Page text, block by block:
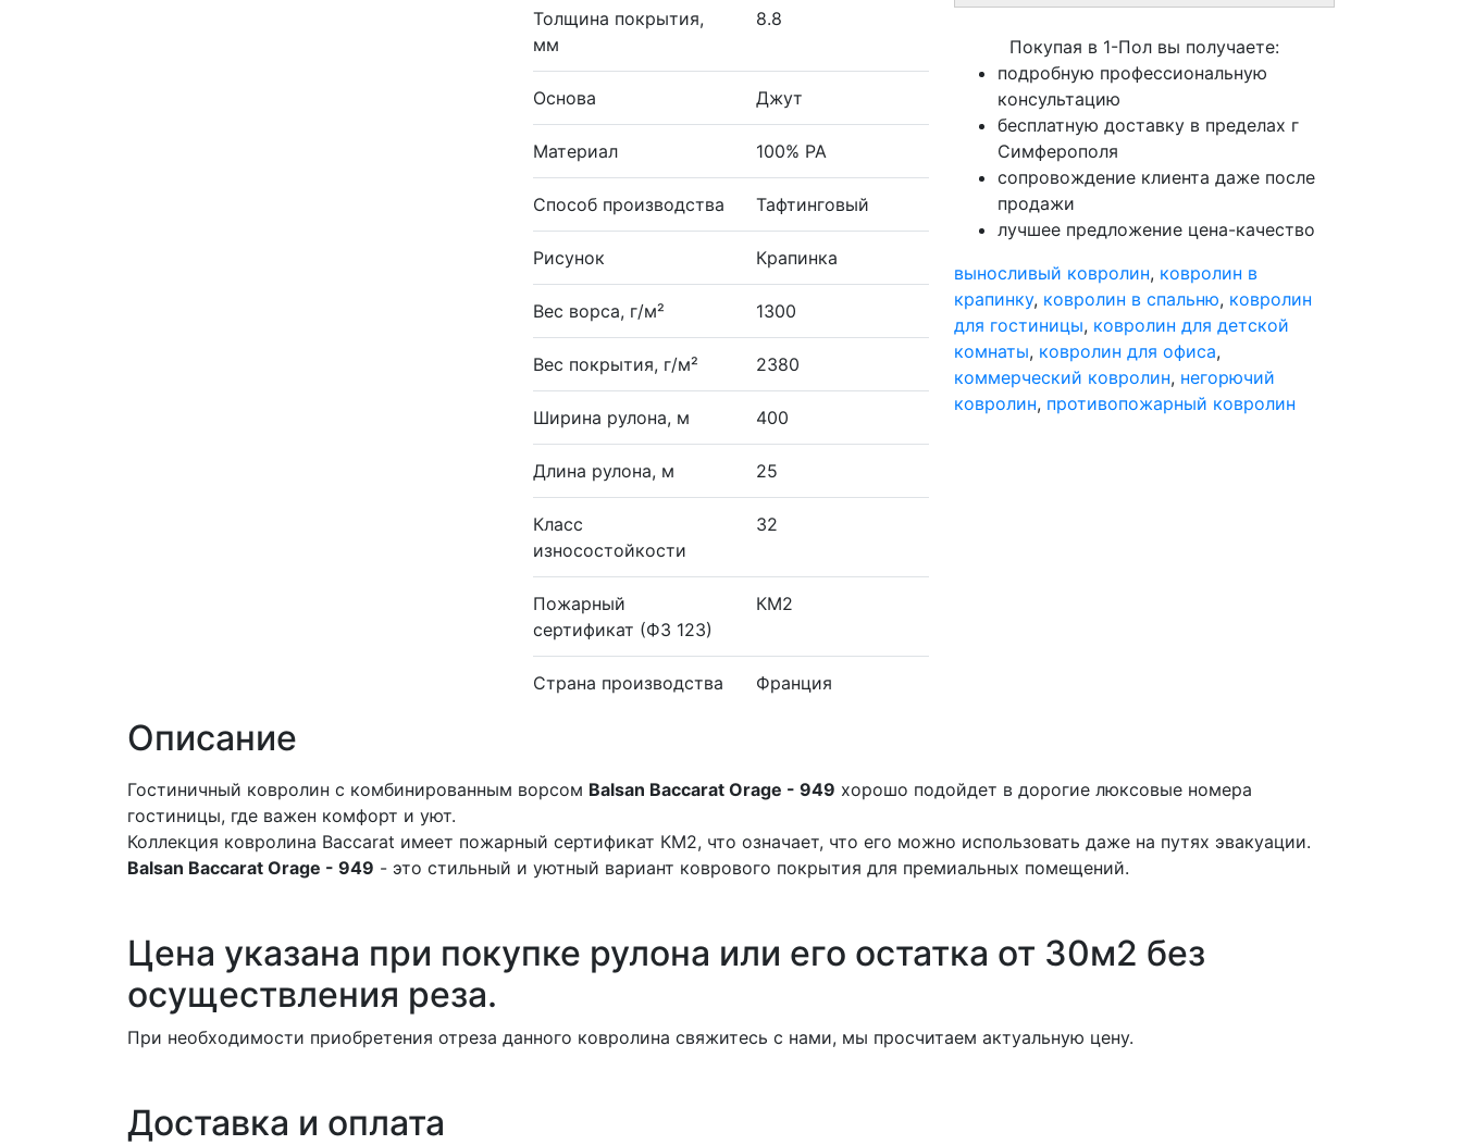
Толщина покрытия,
мм
8.8
Основа Джут
Материал 100% PA
Способ производства Тафтинговый
Рисунок Крапинка
Вес ворса, г/м² 1300
Вес покрытия, г/м² 2380
Ширина рулона, м 400
Длина рулона, м 25
Класс
износостойкости
32
Пожарный
сертификат (ФЗ 123)
КМ2
Страна производства Франция
Покупая в 1-Пол вы получаете:
подробную профессиональную
консультацию
бесплатную доставку в пределах г
Симферополя
сопровождение клиента даже после
продажи
лучшее предложение цена-качество
выносливый ковролин, ковролин в
крапинку, ковролин в спальню, ковролин
для гостиницы, ковролин для детской
комнаты, ковролин для офиса,
коммерческий ковролин, негорючий
ковролин, противопожарный ковролин
Описание
Гостиничный ковролин с комбинированным ворсом Balsan Baccarat Orage - 949 хорошо подойдет в дорогие люксовые номера
гостиницы, где важен комфорт и уют.
Коллекция ковролина Baccarat имеет пожарный сертификат КМ2, что означает, что его можно использовать даже на путях эвакуации.
Balsan Baccarat Orage - 949 - это стильный и уютный вариант коврового покрытия для премиальных помещений.
Цена указана при покупке рулона или его остатка от 30м2 без
осуществления реза.
При необходимости приобретения отреза данного ковролина свяжитесь с нами, мы просчитаем актуальную цену.
Доставка и оплата